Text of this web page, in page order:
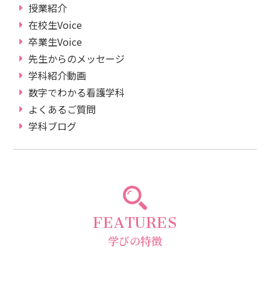
授業紹介
在校生Voice
卒業生Voice
先生からのメッセージ
学科紹介動画
数字でわかる看護学科
よくあるご質問
学科ブログ
FEATURES
学びの特徴